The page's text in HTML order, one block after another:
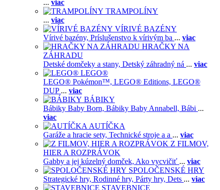
... viac
TRAMPOLÍNY
... viac
VÍRIVÉ BAZÉNY
Vírivé bazény, Príslušenstvo k vírivým ba ... viac
HRAČKY NA
ZÁHRADU
Detské domčeky a stany, Detský záhradný ná ... viac
LEGO®
LEGO® Pokémon™, LEGO® Editions, LEGO®
DUP ... viac
BÁBIKY
Bábiky Baby Born, Bábiky Baby Annabell, Bábi ...
viac
AUTÍČKA
Garáže a hracie sety, Technické stroje a a ... viac
Z FILMOV,
HIER A ROZPRÁVOK
Gabby a jej kúzelný domček, Ako vycvičiť ... viac
SPOLOČENSKÉ HRY
Strategické hry, Rodinné hry, Párty hry, Dets ... viac
STAVEBNICE